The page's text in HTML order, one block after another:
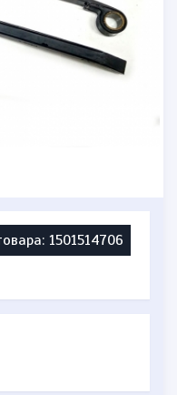
1501514706